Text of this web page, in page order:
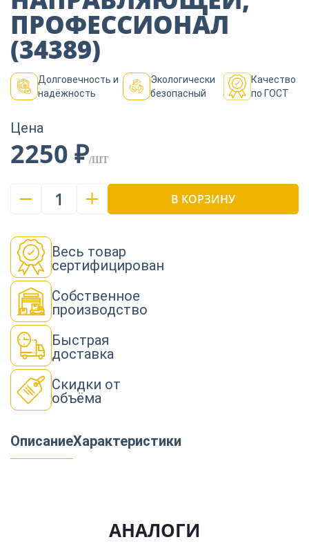
Пиломатериалы
Декор
Инструменты
Продукция из
Строительство
ПРОФЕССИОНАЛ
(34389)
Долговечность и
надёжность
Экологически
безопасный
Качество
по ГОСТ
Цена
2250 ₽/ШТ
1 В КОРЗИНУ
Весь товар
сертифицирован
Собственное
производство
Быстрая
доставка
Скидки от
объёма
ОписаниеХарактеристики
АНАЛОГИ